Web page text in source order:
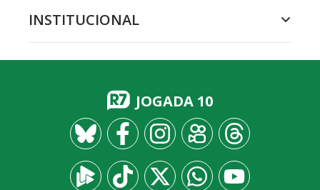
INSTITUCIONAL
JOGADA 10